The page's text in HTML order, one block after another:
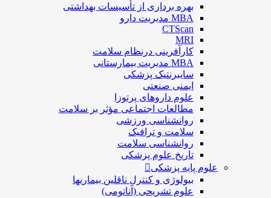
بهره برداری از تأسیسات بهداشتی
MBA مدیریت دارو
CTScan
MRI
کارآفرینی درنظام سلامت
MBA مدیریت بیمارستانی
سایبرنتیک پزشکی
ایمنی صنعتی
علوم داروهای پرتوزا
مطالعات اجتماعی مؤثر بر سلامت
روانشناسی ورزشی
سلامت و ترافیک
روانشناسی سلامت
تاریخ علوم پزشکی
علوم پایه پزشکی
بیولوژی و کنترل ناقلین بیماریها
علوم تشریحی (آناتومی)